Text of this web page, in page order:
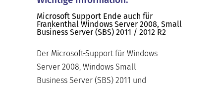
Microsoft Support Ende auch für
Frankenthal Windows Server 2008, Small
Business Server (SBS) 2011 / 2012 R2
Der Microsoft-Support für Windows
Server 2008, Windows Small
Business Server (SBS) 2011 und